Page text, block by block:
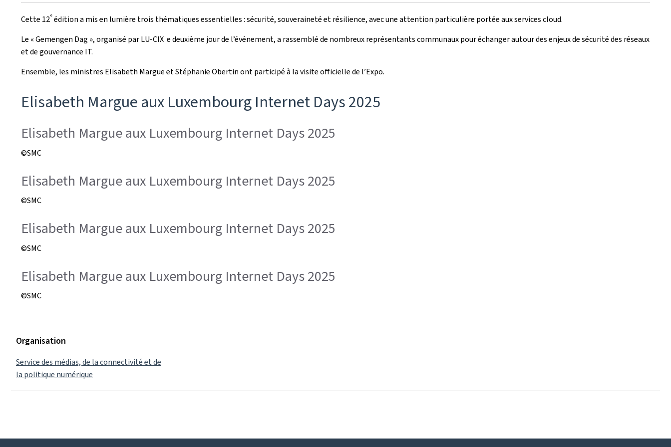
Cette 12eédition a mis en lumière trois thématiques essentielles : sécurité, souveraineté et résilience, avec une attention particulière portée aux services cloud.
Le « Gemengen Dag », organisé par LU-CIX e deuxième jour de l’événement, a rassemblé de nombreux représentants communaux pour échanger autour des enjeux de sécurité des réseaux
et de gouvernance IT.
Ensemble, les ministres Elisabeth Margue et Stéphanie Obertin ont participé à la visite officielle de l’Expo.
Elisabeth Margue aux Luxembourg Internet Days 2025
Elisabeth Margue aux Luxembourg Internet Days 2025
©SMC
Elisabeth Margue aux Luxembourg Internet Days 2025
©SMC
Elisabeth Margue aux Luxembourg Internet Days 2025
©SMC
Elisabeth Margue aux Luxembourg Internet Days 2025
©SMC
Organisation
Service des médias, de la connectivité et de
la politique numérique